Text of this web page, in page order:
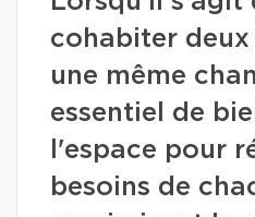
cohabiter
une même
essentiel de
l'espace pour
besoins de